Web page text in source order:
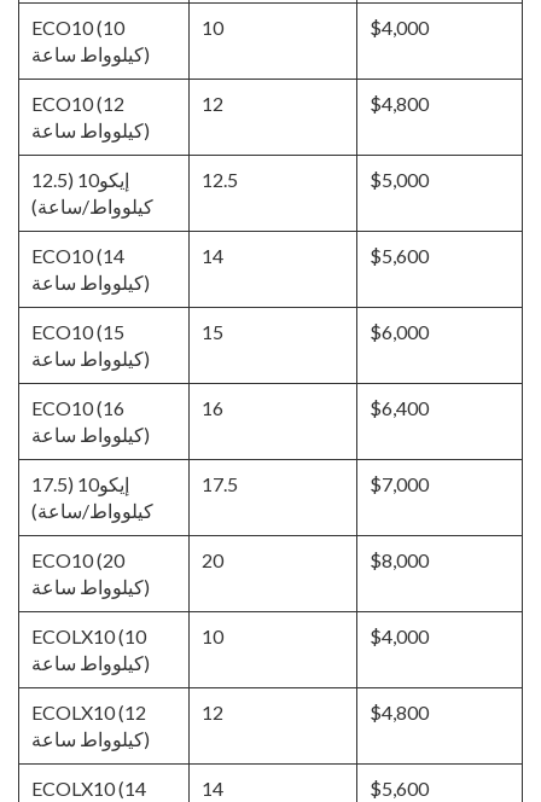
ECO10 (10
كيلوواط ساعة)
10 $4,000
ECO10 (12
كيلوواط ساعة)
12 $4,800
إيكو10 (12.5
كيلوواط/ساعة)
12.5 $5,000
ECO10 (14
كيلوواط ساعة)
14 $5,600
ECO10 (15
كيلوواط ساعة)
15 $6,000
ECO10 (16
كيلوواط ساعة)
16 $6,400
إيكو10 (17.5
كيلوواط/ساعة)
17.5 $7,000
ECO10 (20
كيلوواط ساعة)
20 $8,000
ECOLX10 (10
كيلوواط ساعة)
10 $4,000
ECOLX10 (12
كيلوواط ساعة)
12 $4,800
ECOLX10 (14
14 $5,600